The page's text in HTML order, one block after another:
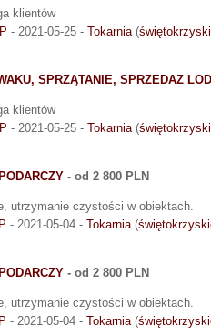
klientów
- 2021-05-25 - Tokarnia(
SPRZĄTANIE, SPRZEDAZ
klientów
- 2021-05-25 - Tokarnia(
- od 2 800 PLN
utrzymanie czystości w obiektach.
- 2021-05-04 - Tokarnia(
- od 2 800 PLN
utrzymanie czystości w obiektach.
- 2021-05-04 - Tokarnia(